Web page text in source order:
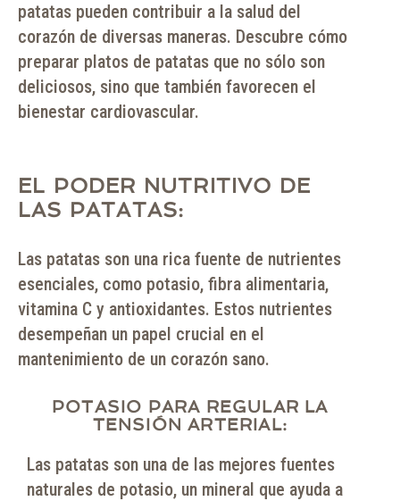
patatas pueden contribuir a la salud del
corazón de diversas maneras. Descubre cómo
preparar platos de patatas que no sólo son
deliciosos, sino que también favorecen el
bienestar cardiovascular.
EL PODER NUTRITIVO DE
LAS PATATAS:
Las patatas son una rica fuente de nutrientes
esenciales, como potasio, fibra alimentaria,
vitamina C y antioxidantes. Estos nutrientes
desempeñan un papel crucial en el
mantenimiento de un corazón sano.
POTASIO PARA REGULAR LA
TENSIÓN ARTERIAL:
Las patatas son una de las mejores fuentes
naturales de potasio, un mineral que ayuda a